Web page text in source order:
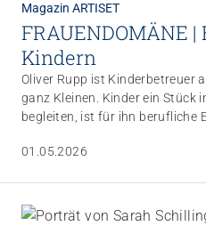
Impuls
Umgang mit
psychologischen
Magazin ARTISET
FRAUENDOMÄNE
Kindern
Oliver Rupp ist Kinderbetreuer
ganz Kleinen. Kinder ein Stück
begleiten, ist für ihn berufliche
beiden Geschlechtern. Ein
01.05.2026